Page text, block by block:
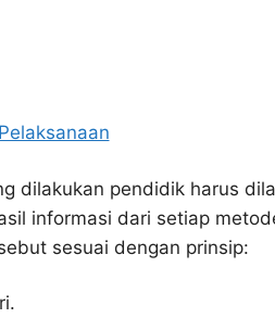
dilakukan pendidik harus
informasi dari setiap
sesuai dengan prinsip: